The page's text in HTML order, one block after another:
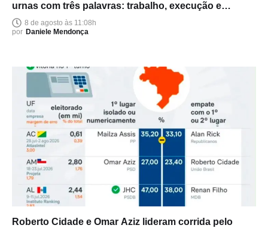
urnas com três palavras: trabalho, execução e
entrega
8 de agosto às 11:08h
por Daniele Mendonça
Roberto Cidade e Omar Aziz lideram corrida pelo